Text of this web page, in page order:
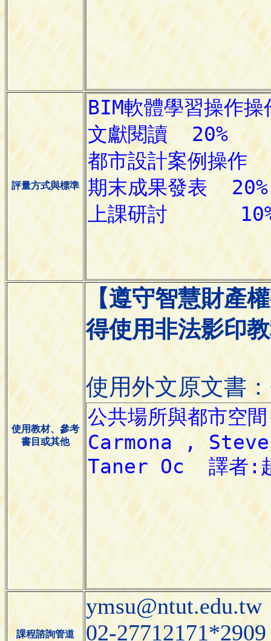
評量方式與標準
使用教材、參考
書目或其他
【遵守智慧財產
得使用非法影印
使用外文原文書
課程諮詢管道
ymsu@ntut.edu.tw
02-27712171*2909